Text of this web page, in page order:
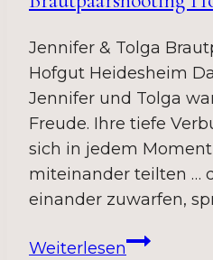
Jennifer & Tolga
Hofgut Heidesheim
Jennifer und Tolga
Freude. Ihre tiefe
sich in jedem
miteinander teilten …
einander zuwarfen,
Weiterlesen